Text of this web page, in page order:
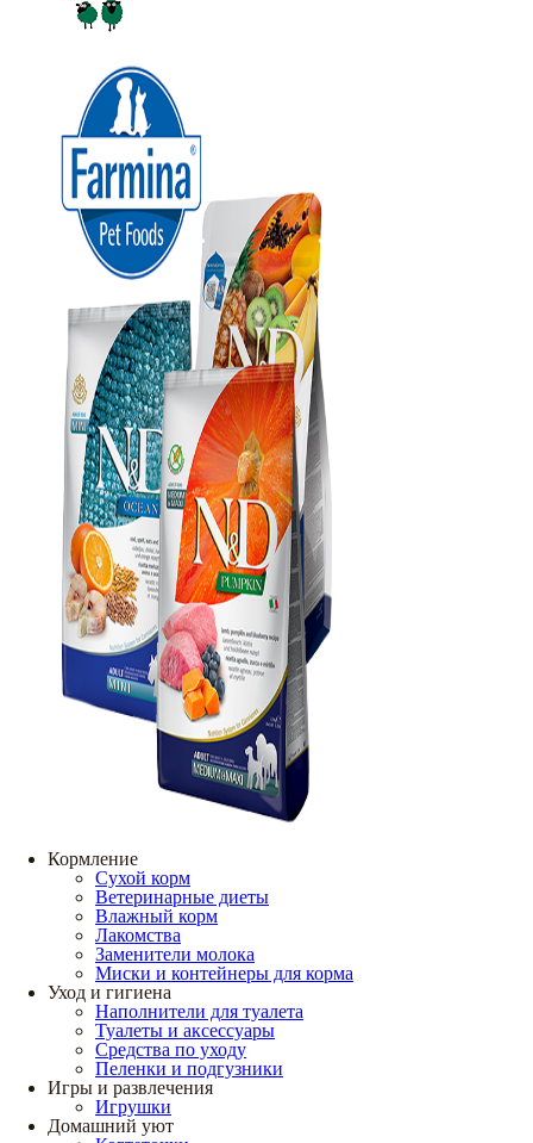
Кормление
Сухой корм
Ветеринарные диеты
Влажный корм
Лакомства
Заменители молока
Миски и контейнеры для корма
Уход и гигиена
Наполнители для туалета
Туалеты и аксессуары
Средства по уходу
Пеленки и подгузники
Игры и развлечения
Игрушки
Домашний уют